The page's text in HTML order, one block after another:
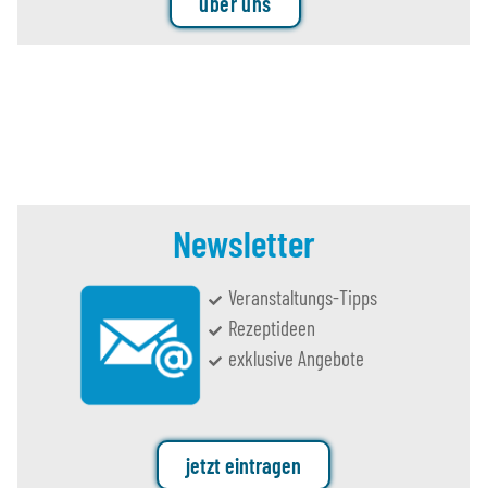
Newsletter
Veranstaltungs-Tipps
Rezeptideen
exklusive Angebote
jetzt eintragen